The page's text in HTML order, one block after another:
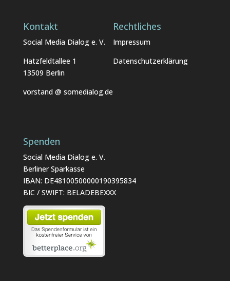
Kontakt
Social Media Dialog e. V.
Hatzfeldtallee 1
13509 Berlin
vorstand @ somedialog.de
Rechtliches
Impressum
Datenschutzerklärung
Spenden
Social Media Dialog e. V.
Berliner Sparkasse
IBAN: DE48100500000190395834
BIC / SWIFT: BELADEBEXXX